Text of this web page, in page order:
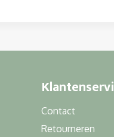
Contact
Retourneren